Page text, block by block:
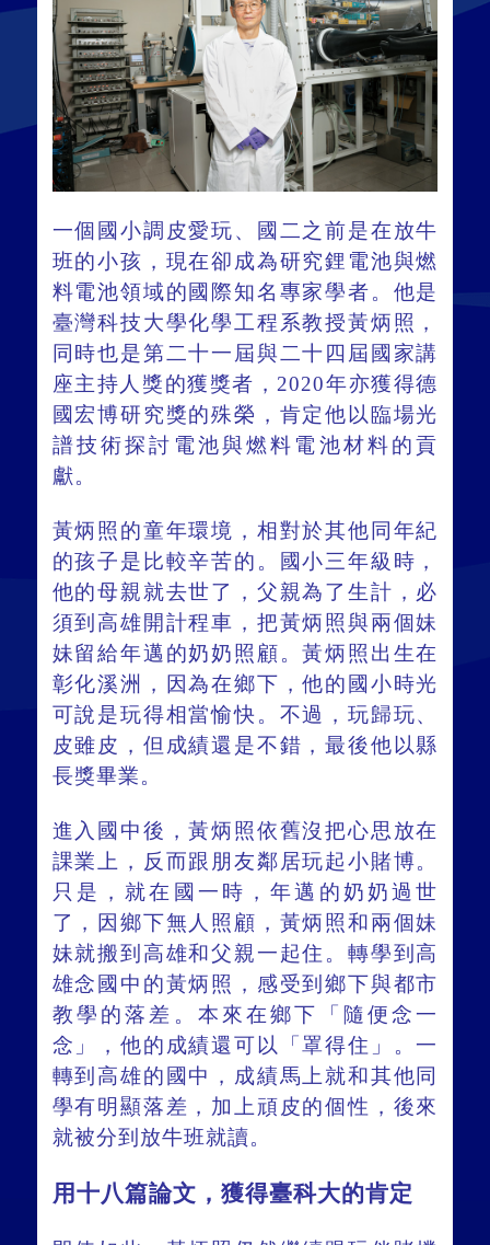
一個國小調皮愛玩、國二之前是在放牛
班的小孩，現在卻成為研究鋰電池與燃
料電池領域的國際知名專家學者。他是
臺灣科技大學化學工程系教授黃炳照，
同時也是第二十一屆與二十四屆國家講
座主持人獎的獲獎者，2020年亦獲得德
國宏博研究獎的殊榮，肯定他以臨場光
譜技術探討電池與燃料電池材料的貢
獻。
黃炳照的童年環境，相對於其他同年紀
的孩子是比較辛苦的。國小三年級時，
他的母親就去世了，父親為了生計，必
須到高雄開計程車，把黃炳照與兩個妹
妹留給年邁的奶奶照顧。黃炳照出生在
彰化溪洲，因為在鄉下，他的國小時光
可說是玩得相當愉快。不過，玩歸玩、
皮雖皮，但成績還是不錯，最後他以縣
長獎畢業。
進入國中後，黃炳照依舊沒把心思放在
課業上，反而跟朋友鄰居玩起小賭博。
只是，就在國一時，年邁的奶奶過世
了，因鄉下無人照顧，黃炳照和兩個妹
妹就搬到高雄和父親一起住。轉學到高
雄念國中的黃炳照，感受到鄉下與都市
教學的落差。本來在鄉下「隨便念一
念」，他的成績還可以「罩得住」。一
轉到高雄的國中，成績馬上就和其他同
學有明顯落差，加上頑皮的個性，後來
就被分到放牛班就讀。
用十八篇論文，獲得臺科大的肯定